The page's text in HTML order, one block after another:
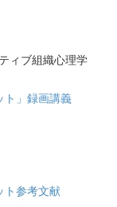
ィブ組織心理学
ト」録画講義
ト参考文献